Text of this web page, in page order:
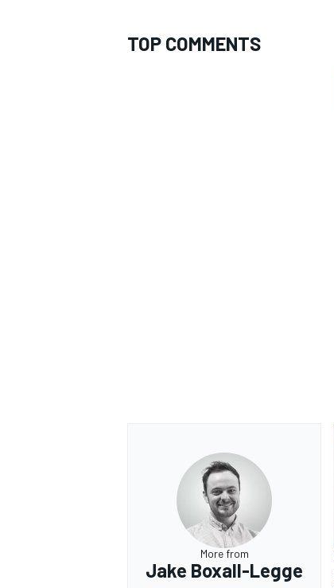
TOP COMMENTS
More from
Jake Boxall-Legge